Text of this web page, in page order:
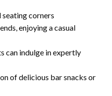
seating corners
enjoying a casual
can indulge in expertly
of delicious bar snacks or